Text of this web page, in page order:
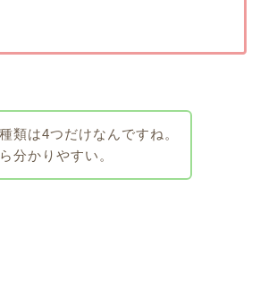
類は4つだけなんですね。
分かりやすい。